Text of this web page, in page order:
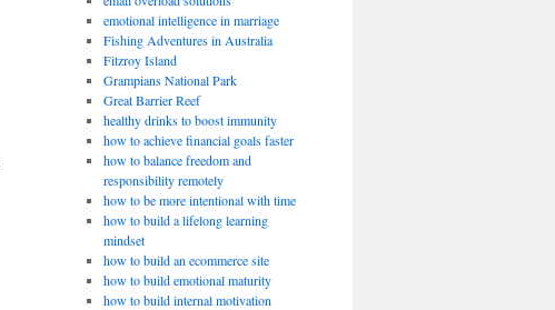
emotional intelligence in marriage
Fishing Adventures in Australia
Fitzroy Island
Grampians National Park
Great Barrier Reef
healthy drinks to boost immunity
how to achieve financial goals faster
how to balance freedom and
responsibility remotely
how to be more intentional with time
how to build a lifelong learning
mindset
how to build an ecommerce site
how to build emotional maturity
how to build internal motivation